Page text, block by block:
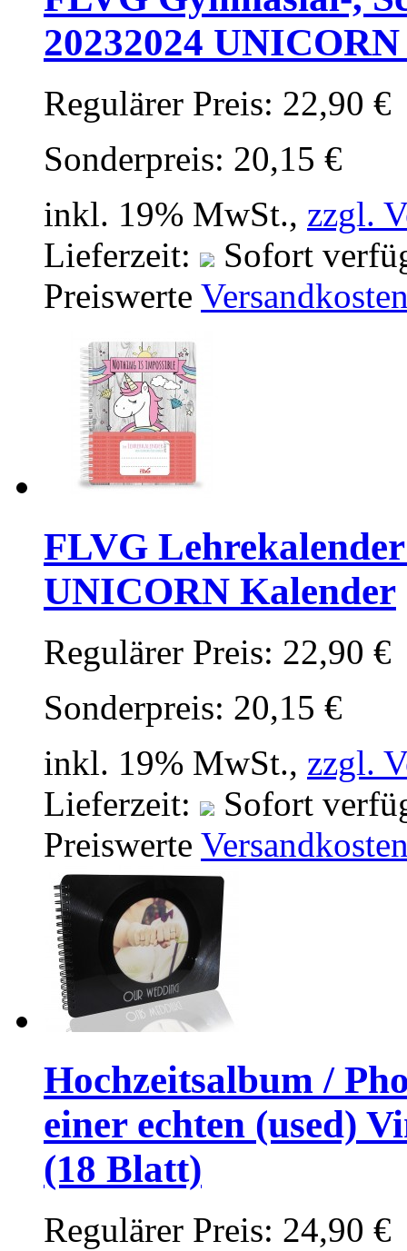
20232024
Regulärer Preis: 22,90 €
Sonderpreis: 20,15 €
inkl. 19% MwSt., zzgl.
Lieferzeit:
Sofort
Preiswerte
FLVG
UNICORN Kalender
Regulärer Preis: 22,90 €
Sonderpreis: 20,15 €
inkl. 19% MwSt., zzgl.
Lieferzeit:
Sofort
Preiswerte
Hochzeitsalbum /
einer echten (used)
(18 Blatt)
Regulärer Preis: 24,90 €